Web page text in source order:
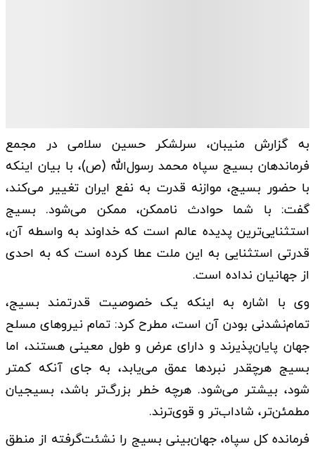
به گزارش منیبان، سرلشکر حسین سلامی در مجمع
فرماندهان بسیج سپاه محمد رسول‌الله (ص)، با بیان اینکه
با حضور بسیج، موازنه قدرت به نفع ایران تغییر می‌کند،
گفت: با شما حوادث ناممکن، ممکن می‌شود. بسیج
استثنایی‌ترین پدیده عالم است که خداوند به واسطه آن،
قدرتی استثنایی به این ملت عطا کرده است که به احدی
از جهانیان نداده است.
وی با اشاره به اینکه یک خصوصیت قدرتمند بسیج،
تمام‌نشدنی بودن آن است، مطرح کرد: تمام نیروهای مسلح
جهان پایان‌پذیرند و دارای عرض و طول معینی هستند، اما
بسیج هرچقدر نبردها عمق می‌یابد، به جای آنکه کمتر
شود، بیشتر می‌شود. هرچه خطر بزرگ‌تر باشد، بسیجیان
مطمئن‌تر، شاداب‌تر و قوی‌ترند.
فرمانده کل سپاه، جهان‌بینی بسیج را نشئت‌گرفته از منطق